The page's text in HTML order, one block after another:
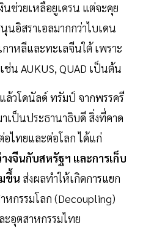
ช่วยเหลือยูเครน แต่จะคุย
อิสราเอลมากกว่าไบเดน
าหลีและทะเลจีนใต้ เพราะ
น AUKUS, QUAD เป็นต้น
ล้วโดนัลด์ ทรัมป์ จากพรรครี
เป็นประธานาธิบดี สิ่งที่คาด
ไทยและต่อโลก ได้แก่
งจีนกับสหรัฐฯ และการเก็บ
ขึ้น ส่งผลทำให้เกิดการแยก
หกรรมโลก (Decoupling)
อุตสาหกรรมไทย